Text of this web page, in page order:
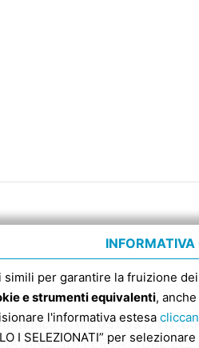
4, tel. 051 6317111,
SDI PER FATTURE
INFORMATIVA
simili per garantire la fruizione
e strumenti equivalenti,
l'informativa estesa
I SELEZIONATI” per